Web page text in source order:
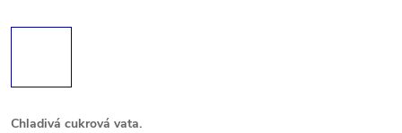
Chladivá cukrová vata.